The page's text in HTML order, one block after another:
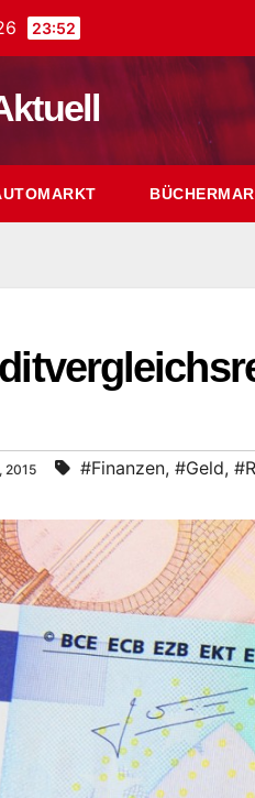
23:52
2015 #Finanzen, #Geld,